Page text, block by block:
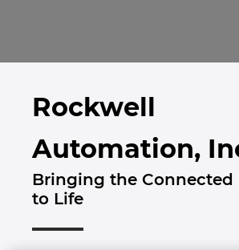
Rockwell
Automation,
Bringing the Connected
to Life
Brunei
Bulgarien
Chile
China
China Taiwan